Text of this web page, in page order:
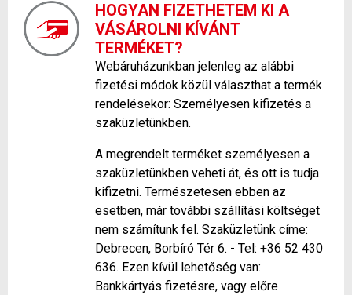
HOGYAN FIZETHETEM KI A
VÁSÁROLNI KÍVÁNT
TERMÉKET?
Webáruházunkban jelenleg az alábbi
fizetési módok közül választhat a termék
rendelésekor: Személyesen kifizetés a
szaküzletünkben.
A megrendelt terméket személyesen a
szaküzletünkben veheti át, és ott is tudja
kifizetni. Természetesen ebben az
esetben, már további szállítási költséget
nem számítunk fel. Szaküzletünk címe:
Debrecen, Borbíró Tér 6. - Tel: +36 52 430
636. Ezen kívül lehetőség van:
Bankkártyás fizetésre, vagy előre